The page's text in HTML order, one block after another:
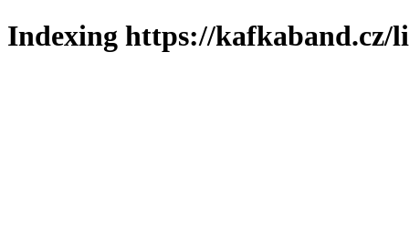
Indexing https://kafkaband.cz/